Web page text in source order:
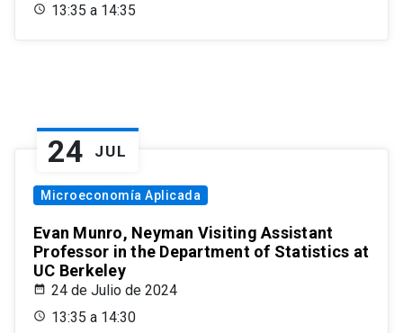
13:35 a 14:35
24 JUL
Microeconomía Aplicada
Evan Munro, Neyman Visiting Assistant
Professor in the Department of Statistics at
UC Berkeley
24 de Julio de 2024
13:35 a 14:30